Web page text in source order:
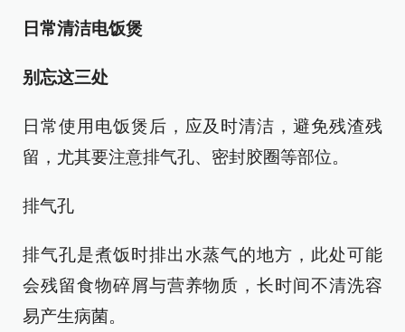
日常清洁电饭煲
别忘这三处
日常使用电饭煲后，应及时清洁，避免残渣残
留，尤其要注意排气孔、密封胶圈等部位。
排气孔
排气孔是煮饭时排出水蒸气的地方，此处可能
会残留食物碎屑与营养物质，长时间不清洗容
易产生病菌。